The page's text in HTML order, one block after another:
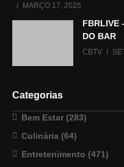
MARÇO 17, 2025
FBRLIVE
DO BAR
CBTV
Categorias
Bem Estar (283)
Culinária (64)
Entretenimento (471)